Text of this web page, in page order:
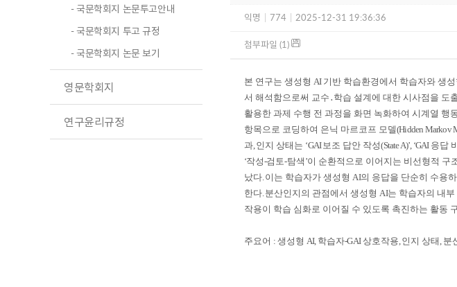
- 국문학회지 논문투고안내
- 국문학회지 투고 규정
- 국문학회지 논문 보기
영문학회지
연구윤리규정
익명 774 2025-12-31 19:36:36
첨부파일 (1)
본 연구는 생성형 AI 기반 학습환경에서 학습자와 생성
서 해석함으로써 교수 ․ 학습 설계에 대한 시사점을 도
활용한 과제 수행 전 과정을 화면 녹화하여 시계열 행
항목으로 코딩하여 은닉 마르코프 모델(Hidden Markov
과,인지 상태는 ‘GAI보조 답안 작성(State A)’, ‘GAI 응답
‘작성-검토-탐색 ’이 순환적으로 이어지는 비선형적 구
났다.이는 학습자가 생성형AI의 응답을 단순히 수용
한다.분산인지의 관점에서 생성형AI는 학습자의 내
작용이 학습 심화로 이어질 수 있도록 촉진하는 활동
주요어 : 생성형 AI, 학습자-GAI상호작용,인지 상태 , 분